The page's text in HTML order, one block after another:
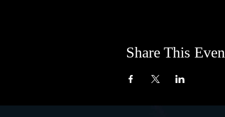
Share This